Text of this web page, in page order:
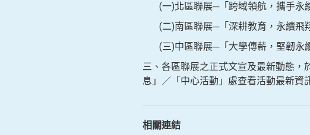
(一)北區聯展─「跨域領航，攜手永
(二)南區聯展─「深耕教育，永續飛
(三)中區聯展─「大學傳薪，堅韌永
三、各區聯展之正式文宣及最新動態，
息」／「中心活動」處查看活動最新資
相關連結